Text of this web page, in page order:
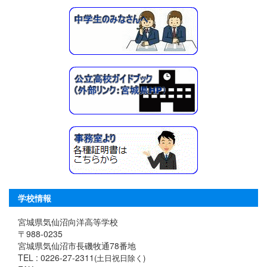
学校情報
宮城県気仙沼向洋高等学校
〒988-0235
宮城県気仙沼市長磯牧通78番地
TEL : 0226-27-2311 (土日祝日除く)